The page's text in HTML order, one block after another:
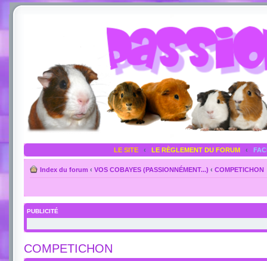
LE SITE ‹ LE RÈGLEMENT DU FORUM ‹
Index du forum ‹ VOS COBAYES (PASSIONNÉMENT...) ‹ COMPETICHON
PUBLICITÉ
COMPETICHON